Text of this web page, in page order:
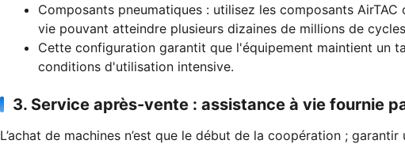
Composants pneumatiques : utilisez les composants
vie pouvant atteindre plusieurs dizaines de millions de
Cette configuration garantit que l'équipement maintient un
conditions d'utilisation intensive.
3. Service après-vente : assistance à vie fournie
L’achat de machines n’est que le début de la coopération ;